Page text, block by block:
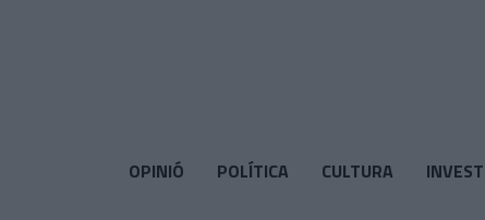
OPINIÓ POLÍTICA CULTURA